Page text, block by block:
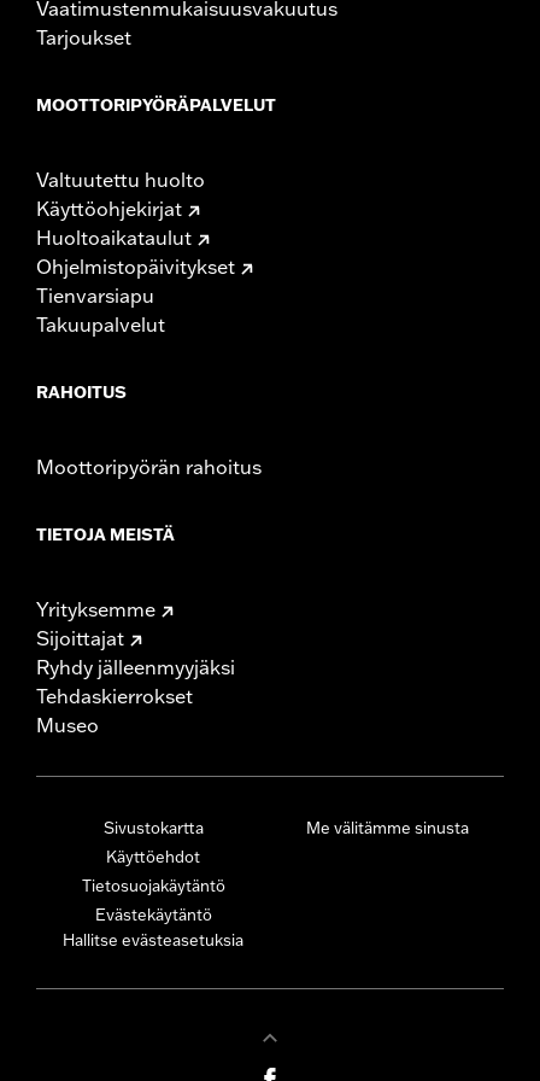
Vaatimustenmukaisuusvakuutus
Tarjoukset
MOOTTORIPYÖRÄPALVELUT
Valtuutettu huolto
Käyttöohjekirjat
Huoltoaikataulut
Ohjelmistopäivitykset
Tienvarsiapu
Takuupalvelut
RAHOITUS
Moottoripyörän rahoitus
TIETOJA MEISTÄ
Yrityksemme
Sijoittajat
Ryhdy jälleenmyyjäksi
Tehdaskierrokset
Museo
Sivustokartta
Käyttöehdot
Tietosuojakäytäntö
Evästekäytäntö
Hallitse evästeasetuksia
Me välitämme sinusta